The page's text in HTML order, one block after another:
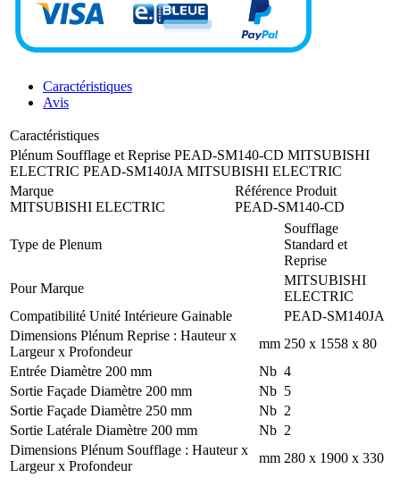
Caractéristiques
Avis
Caractéristiques
Plénum Soufflage et Reprise PEAD-SM140-CD MITSUBISHI
ELECTRIC PEAD-SM140JA MITSUBISHI ELECTRIC
Marque
MITSUBISHI ELECTRIC
Référence Produit
PEAD-SM140-CD
Type de Plenum
Soufflage
Standard et
Reprise
Pour Marque
MITSUBISHI
ELECTRIC
Compatibilité Unité Intérieure Gainable
PEAD-SM140JA
Dimensions Plénum Reprise : Hauteur x
Largeur x Profondeur
mm 250 x 1558 x 80
Entrée Diamètre 200 mm
Nb 4
Sortie Façade Diamètre 200 mm
Nb 5
Sortie Façade Diamètre 250 mm
Nb 2
Sortie Latérale Diamètre 200 mm
Nb 2
Dimensions Plénum Soufflage : Hauteur x
Largeur x Profondeur
mm 280 x 1900 x 330